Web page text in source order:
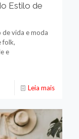
Estilo de
de vida e moda
folk,
e
Leia mais